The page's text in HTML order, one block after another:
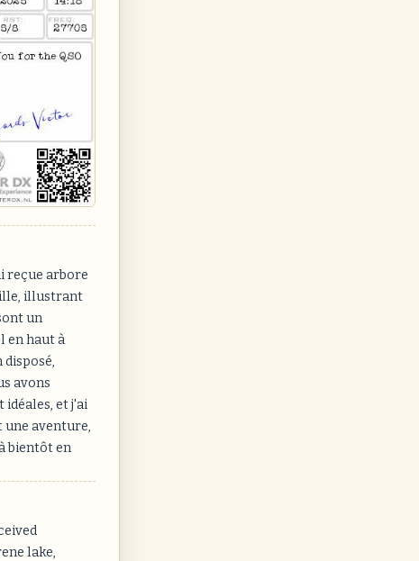
reçue arbore
illustrant
un
en haut à
avons
idéales, et j'ai
une aventure,
bientôt en
lake,